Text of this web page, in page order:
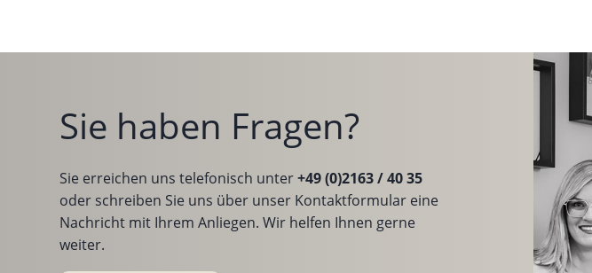
Sie haben Fragen?
Sie erreichen uns telefonisch unter+49 (0)2163 / 40 35
oder schreiben Sie uns über unser Kontaktformular eine
Nachricht mit Ihrem Anliegen. Wir helfen Ihnen gerne
weiter.